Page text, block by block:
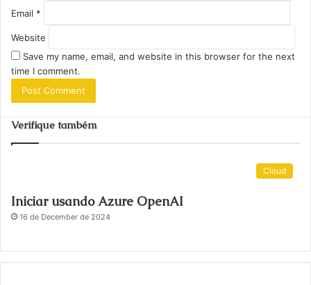
Email *
Website
Save my name, email, and website in this browser for the next
time I comment.
Verifique também
Cloud
Iniciar usando Azure OpenAI
16 de December de 2024